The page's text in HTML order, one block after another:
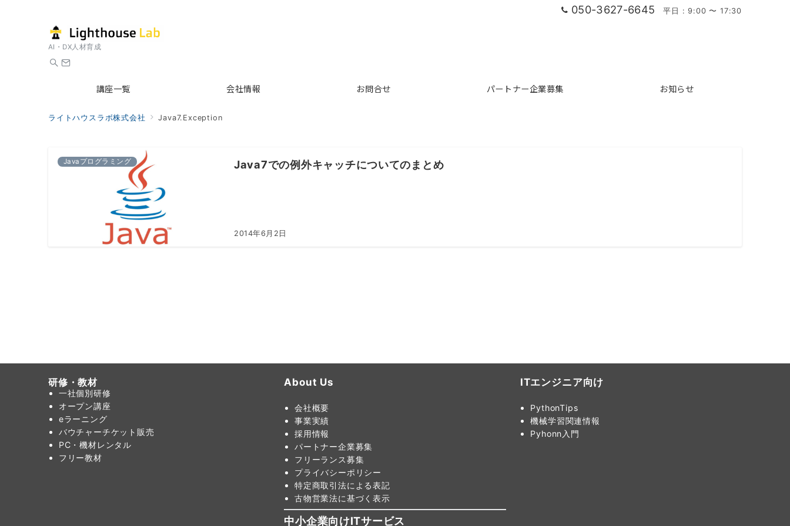
050-3627-6645 平日 : 9:00 〜 17:30
AI・DX人材育成
講座一覧 会社情報 お問合せ パートナー企業募集 お知らせ
ライトハウスラボ株式会社 Java7.Exception
Javaプログラミング Java7での例外キャッチについてのまとめ
2014年6月2日
研修・教材
一社個別研修
オープン講座
eラーニング
バウチャーチケット販売
PC・機材レンタル
フリー教材
About Us
会社概要
事業実績
採用情報
パートナー企業募集
フリーランス募集
プライバシーポリシー
特定商取引法による表記
古物営業法に基づく表示
中小企業向けITサービス
ITエンジニア向け
PythonTips
機械学習関連情報
Pyhonn入門